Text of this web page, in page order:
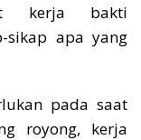
kerja bakti
sikap apa yang
pada saat
royong, kerja